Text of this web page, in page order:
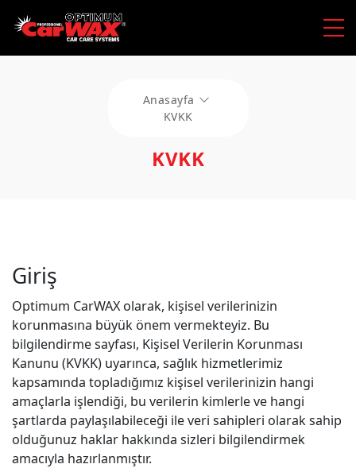
Anasayfa
KVKK
KVKK
Giriş
Optimum CarWAX olarak, kişisel verilerinizin
korunmasına büyük önem vermekteyiz. Bu
bilgilendirme sayfası, Kişisel Verilerin Korunması
Kanunu (KVKK) uyarınca, sağlık hizmetlerimiz
kapsamında topladığımız kişisel verilerinizin hangi
amaçlarla işlendiği, bu verilerin kimlerle ve hangi
şartlarda paylaşılabileceği ile veri sahipleri olarak sahip
olduğunuz haklar hakkında sizleri bilgilendirmek
amacıyla hazırlanmıştır.